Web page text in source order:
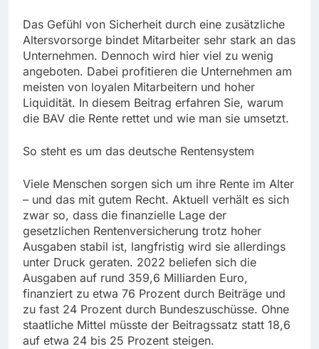
Das Gefühl von Sicherheit durch eine zusätzliche
Altersvorsorge bindet Mitarbeiter sehr stark an das
Unternehmen. Dennoch wird hier viel zu wenig
angeboten. Dabei profitieren die Unternehmen am
meisten von loyalen Mitarbeitern und hoher
Liquidität. In diesem Beitrag erfahren Sie, warum
die BAV die Rente rettet und wie man sie umsetzt.
So steht es um das deutsche Rentensystem
Viele Menschen sorgen sich um ihre Rente im Alter
– und das mit gutem Recht. Aktuell verhält es sich
zwar so, dass die finanzielle Lage der
gesetzlichen Rentenversicherung trotz hoher
Ausgaben stabil ist, langfristig wird sie allerdings
unter Druck geraten. 2022 beliefen sich die
Ausgaben auf rund 359,6 Milliarden Euro,
finanziert zu etwa 76 Prozent durch Beiträge und
zu fast 24 Prozent durch Bundeszuschüsse. Ohne
staatliche Mittel müsste der Beitragssatz statt 18,6
auf etwa 24 bis 25 Prozent steigen.